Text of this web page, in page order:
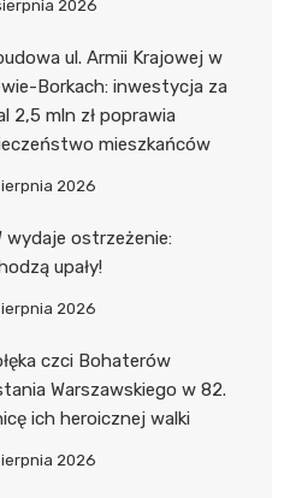
2026
ul. Armii Krajowej w
Borkach: inwestycja za
2,5 mln zł poprawia
mieszkańców
2026
wydaje ostrzeżenie:
upały!
2026
czci Bohaterów
Warszawskiego w 82.
ich heroicznej walki
2026